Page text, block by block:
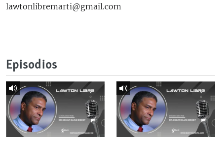
LA INVASIÓN DE RUSIA A UCRANIA
lawtonlibremarti@gmail.com
Episodios